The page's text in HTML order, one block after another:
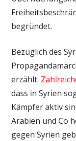
begründet.
Bezüglich des
erzählt.
dass in Syrien
Kämpfer aktiv
Arabien und Co
gegen Syrien